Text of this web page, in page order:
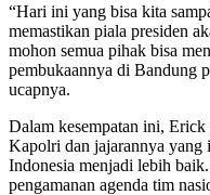
“Hari ini yang bisa kita
memastikan piala presiden
mohon semua pihak bisa
pembukaannya di Bandung
ucapnya.
Dalam kesempatan ini, Erick
Kapolri dan jajarannya yang
Indonesia menjadi lebih
pengamanan agenda tim